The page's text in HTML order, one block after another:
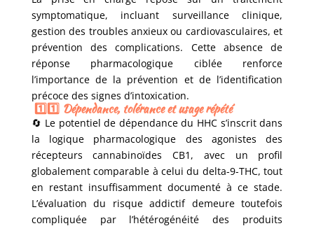
symptomatique, incluant surveillance clinique,
gestion des troubles anxieux ou cardiovasculaires, et
prévention des complications. Cette absence de
réponse pharmacologique ciblée renforce
l’importance de la prévention et de l’identification
précoce des signes d’intoxication.
1️⃣1️⃣ Dépendance, tolérance et usage répété
🔄 Le potentiel de dépendance du HHC s’inscrit dans
la logique pharmacologique des agonistes des
récepteurs cannabinoïdes CB1, avec un profil
globalement comparable à celui du delta-9-THC, tout
en restant insuffisamment documenté à ce stade.
L’évaluation du risque addictif demeure toutefois
compliquée par l’hétérogénéité des produits